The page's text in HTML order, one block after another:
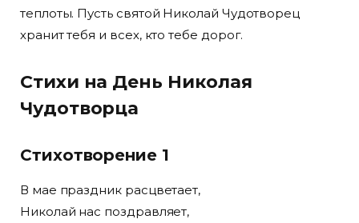
теплоты. Пусть святой Николай Чудотворец
хранит тебя и всех, кто тебе дорог.
Стихи на День Николая
Чудотворца
Стихотворение 1
В мае праздник расцветает,
Николай нас поздравляет,